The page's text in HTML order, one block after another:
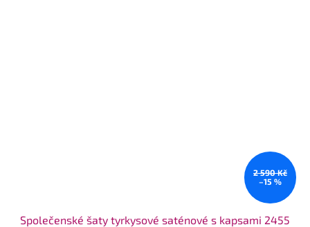
2 590 Kč
–15 %
Společenské šaty tyrkysové saténové s kapsami 2455